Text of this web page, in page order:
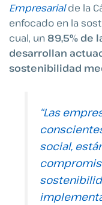
Empresarialde la
enfocado en la
cual, un 89,5% de
desarrollan
sostenibilidad
“Las
social,